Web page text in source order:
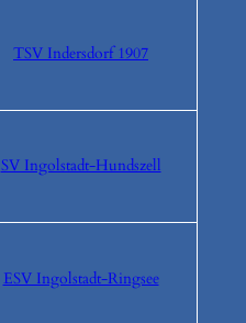
TSV Indersdorf 1907
SV Ingolstadt-Hundszell
ESV Ingolstadt-Ringsee